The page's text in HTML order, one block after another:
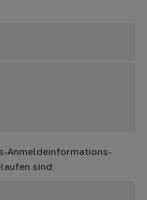
Anmeldeinformations-
sind: